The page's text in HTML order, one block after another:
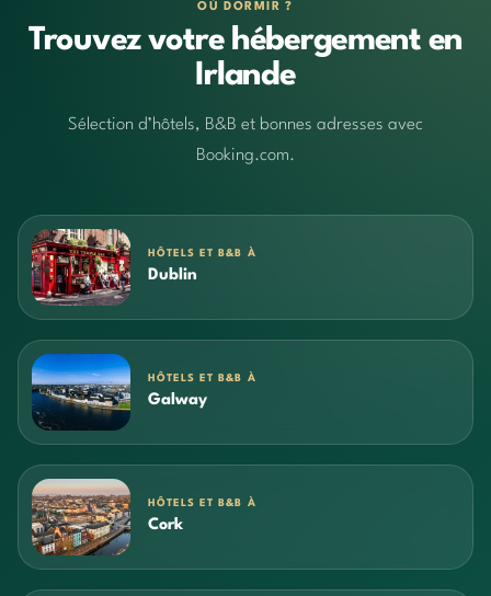
OÙ DORMIR ?
Trouvez votre hébergement en
Irlande
Sélection d’hôtels, B&B et bonnes adresses avec
Booking.com.
HÔTELS ET B&B À
Dublin
HÔTELS ET B&B À
Galway
HÔTELS ET B&B À
Cork